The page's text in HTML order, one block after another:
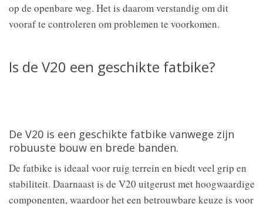
op de openbare weg. Het is daarom verstandig om dit
vooraf te controleren om problemen te voorkomen.
Is de V20 een geschikte fatbike?
De V20 is een geschikte fatbike vanwege zijn
robuuste bouw en brede banden.
De fatbike is ideaal voor ruig terrein en biedt veel grip en
stabiliteit. Daarnaast is de V20 uitgerust met hoogwaardige
componenten, waardoor het een betrouwbare keuze is voor